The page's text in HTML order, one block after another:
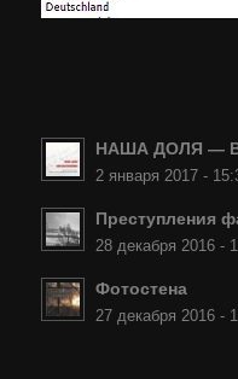
НАША ДОЛЯ —
2 января 2017 -
Преступления
28 декабря 2016 -
Фотостена
27 декабря 2016 -